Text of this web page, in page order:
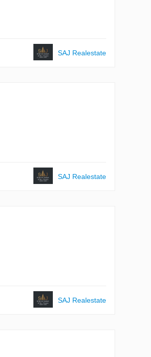
SAJ Realestate
SAJ Realestate
SAJ Realestate